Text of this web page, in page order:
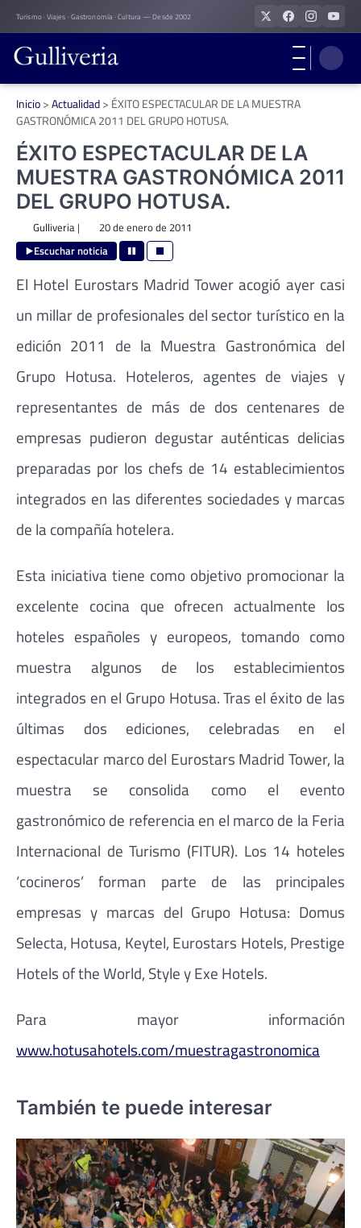
Skip
to
content
Turismo · Viajes · Gastronomía · Cultura — Desde 2002
Inicio>Actualidad> ÉXITO ESPECTACULAR DE LA MUESTRA
GASTRONÓMICA 2011 DEL GRUPO HOTUSA.
ÉXITO ESPECTACULAR DE LA
MUESTRA GASTRONÓMICA 2011
DEL GRUPO HOTUSA.
Gulliveria| 20 de enero de 2011
Escuchar noticia
El Hotel Eurostars Madrid Tower acogió ayer casi
un millar de profesionales del sector turístico en la
edición 2011 de la Muestra Gastronómica del
Grupo Hotusa. Hoteleros, agentes de viajes y
representantes de más de dos centenares de
empresas pudieron degustar auténticas delicias
preparadas por los chefs de 14 establecimientos
integrados en las diferentes sociedades y marcas
de la compañía hotelera.
Esta iniciativa tiene como objetivo promocionar la
excelente cocina que ofrecen actualmente los
hoteles españoles y europeos, tomando como
muestra algunos de los establecimientos
integrados en el Grupo Hotusa. Tras el éxito de las
últimas dos ediciones, celebradas en el
espectacular marco del Eurostars Madrid Tower, la
muestra se consolida como el evento
gastronómico de referencia en el marco de la Feria
Internacional de Turismo (FITUR). Los 14 hoteles
‘cocineros’ forman parte de las principales
empresas y marcas del Grupo Hotusa: Domus
Selecta, Hotusa, Keytel, Eurostars Hotels, Prestige
Hotels of the World, Style y Exe Hotels.
Para mayor información
www.hotusahotels.com/muestragastronomica
También te puede interesar